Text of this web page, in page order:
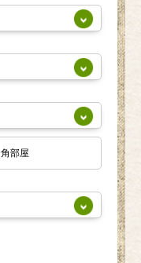
角部屋